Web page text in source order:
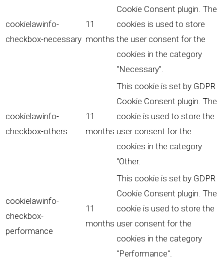
cookielawinfo-
checkbox-necessary
11
months
Cookie Consent plugin. The
cookies is used to store
the user consent for the
cookies in the category
"Necessary".
cookielawinfo-
checkbox-others
11
months
This cookie is set by GDPR
Cookie Consent plugin. The
cookie is used to store the
user consent for the
cookies in the category
"Other.
cookielawinfo-
checkbox-
performance
11
months
This cookie is set by GDPR
Cookie Consent plugin. The
cookie is used to store the
user consent for the
cookies in the category
"Performance".